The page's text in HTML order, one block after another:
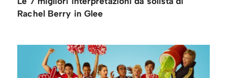
Rachel Berry in Glee